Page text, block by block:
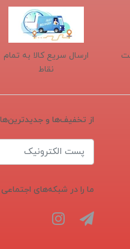
ارسال سریع کالا به تمام
نقاط
از تخفیف‌ها و
ما را در شبکه‌های اجتماعی